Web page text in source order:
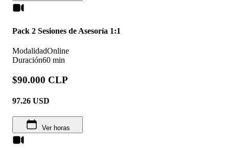
Pack 2 Sesiones de Asesoría 1:1
ModalidadOnline
Duración60 min
$90.000 CLP
97.26 USD
Ver horas